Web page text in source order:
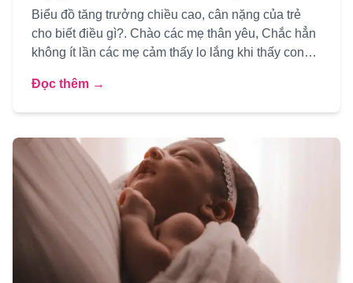
Biểu đồ tăng trưởng chiều cao, cân nặng của trẻ
cho biết điều gì?. Chào các mẹ thân yêu, Chắc hẳn
không ít lần các mẹ cảm thấy lo lắng khi thấy con
Đọc thêm →